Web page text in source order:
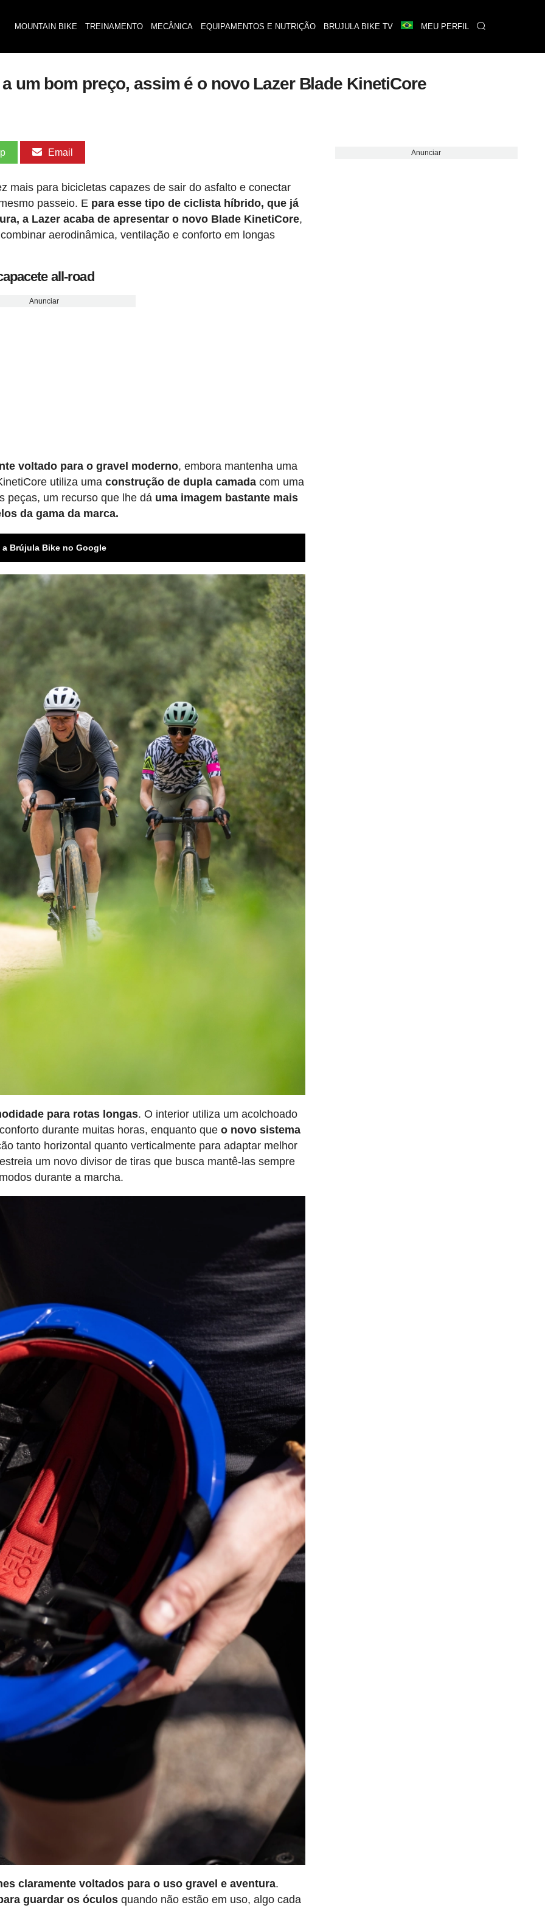
MOUNTAIN BIKE TREINAMENTO MECÂNICA EQUIPAMENTOS E NUTRIÇÃO BRUJULA BIKE TV MEU PERFIL
um bom preço, assim é o novo Lazer Blade KinetiCore
Email
mais para bicicletas capazes de sair do asfalto e conectar
passeio. E para esse tipo de ciclista híbrido, que já
a Lazer acaba de apresentar o novo Blade KinetiCore,
aerodinâmica, ventilação e conforto em longas
all-road
Anunciar
voltado para o gravel moderno, embora mantenha uma
utiliza uma construção de dupla camadacom uma
peças, um recurso que lhe dá uma imagem bastante mais
da gama da marca.
a Brújula Bike no Google
para rotas longas. O interior utiliza um acolchoado
durante muitas horas, enquanto queo novo sistema
tanto horizontal quanto verticalmente para adaptar melhor
um novo divisor de tiras que busca mantê-las sempre
durante a marcha.
claramente voltados para o uso gravel e aventura.
guardar os óculos quando não estão em uso, algo cada
Anunciar